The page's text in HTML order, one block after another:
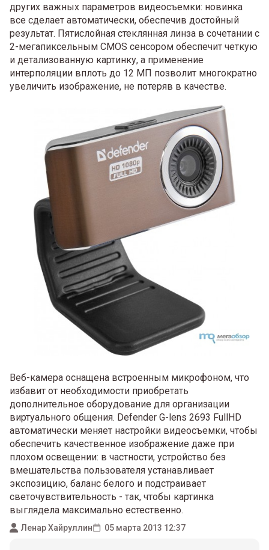
других важных параметров видеосъемки: новинка
все сделает автоматически, обеспечив достойный
результат. Пятислойная стеклянная линза в сочетании с
2-мегапиксельным CMOS сенсором обеспечит четкую
и детализованную картинку, а применение
интерполяции вплоть до 12 МП позволит многократно
увеличить изображение, не потеряв в качестве.
Веб-камера оснащена встроенным микрофоном, что
избавит от необходимости приобретать
дополнительное оборудование для организации
виртуального общения. Defender G-lens 2693 FullHD
автоматически меняет настройки видеосъемки, чтобы
обеспечить качественное изображение даже при
плохом освещении: в частности, устройство без
вмешательства пользователя устанавливает
экспозицию, баланс белого и подстраивает
светочувствительность - так, чтобы картинка
выглядела максимально естественно.
Ленар Хайруллин 05 марта 2013 12:37